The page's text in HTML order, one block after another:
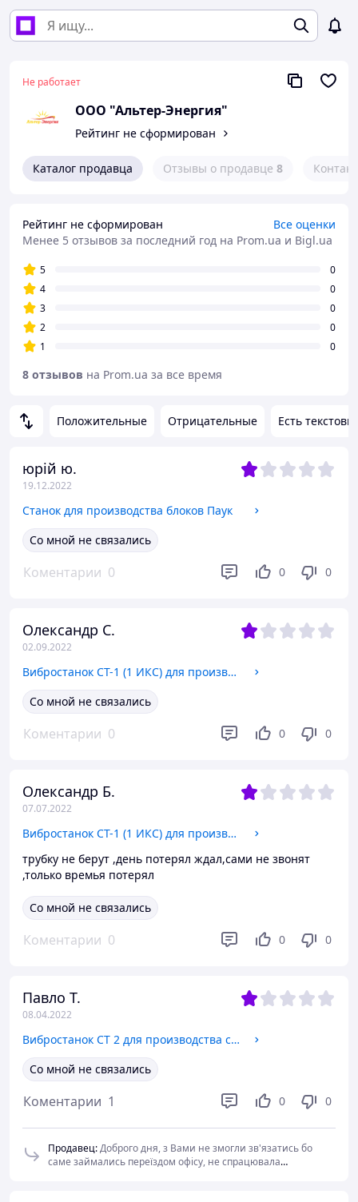
Не работает
ООО "Альтер-Энергия"
Рейтинг не сформирован
Каталог продавца Отзывы о продавце 8
Положительные Отрицательные Есть
юрій ю.
19.12.2022
Станок для производства блоков Паук
Со мной не связались
Коментарии 0 0 0
Олександр С.
02.09.2022
Вибростанок СТ-1 (1 ИКС) для производства строительных блоков
Со мной не связались
Коментарии 0 0 0
Олександр Б.
07.07.2022
Вибростанок СТ-1 (1 ИКС) для производства строительных блоков
трубку не берут ,день потерял ждал,сами не звонят
,только времья потерял
Со мной не связались
Коментарии 0 0 0
Павло Т.
08.04.2022
Вибростанок СТ 2 для производства строительных блоков
Со мной не связались
Коментарии 1 0 0
Продавец:Доброго дня, з Вами не змогли зв'язатись бо
саме займались переїздом офісу, не спрацювала
Рейтинг не сформирован
Все оценки
Менее 5 отзывов за последний год на Prom.ua и Bigl.ua
5
0
4
0
3
0
2
0
1
0
8 отзывов на Prom.ua за все время